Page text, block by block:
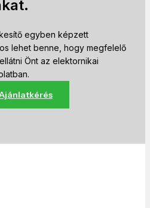
egyben képzett
lehet benne, hogy megfelelő
Önt az elektornikai